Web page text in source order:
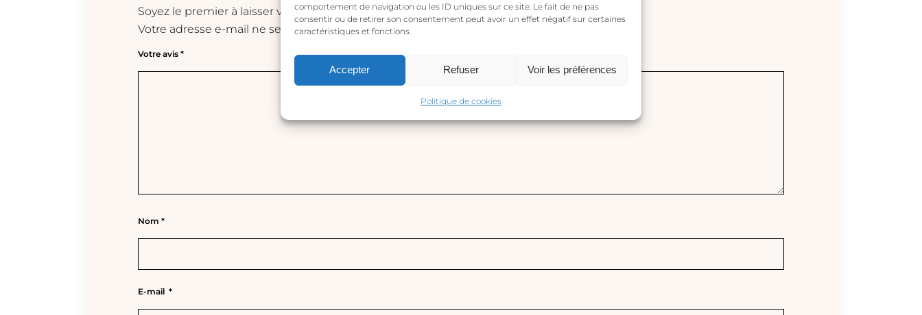
comportement de navigation ou les ID uniques sur ce site. Le fait de ne pas
consentir ou de retirer son consentement peut avoir un effet négatif sur certaines
caractéristiques et fonctions.
Accepter Refuser Voir les préférences
Politique de cookies
Soyez le premier à laisser votre avis sur “Boucles d’oreilles soleil or – Visage du cosmos”
Votre adresse e-mail ne sera pas publiée. Les champs obligatoires sont indiqués avec
Votre avis *
Nom *
E-mail *